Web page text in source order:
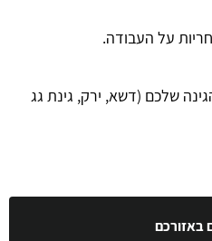
על העבודה.
הגינה שלכם (דשא, ירק, גינת גג
באזורכם